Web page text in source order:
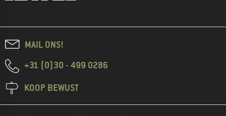
MAIL ONS!
+31 (0)30 - 499 0286
KOOP BEWUST